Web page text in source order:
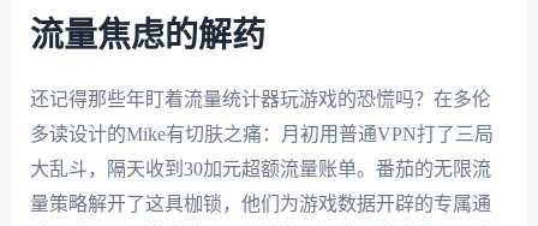
流量焦虑的解药
还记得那些年盯着流量统计器玩游戏的恐慌吗？在多伦
多读设计的Mike有切肤之痛：月初用普通VPN打了三局
大乱斗，隔天收到30加元超额流量账单。番茄的无限流
量策略解开了这具枷锁，他们为游戏数据开辟的专属通